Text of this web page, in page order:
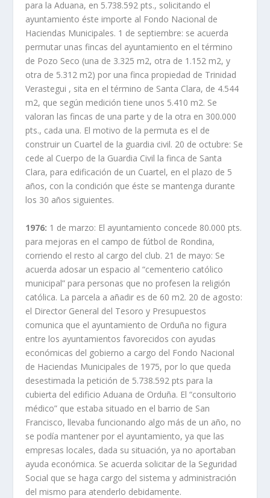
para la Aduana, en 5.738.592 pts., solicitando el
ayuntamiento éste importe al Fondo Nacional de
Haciendas Municipales. 1 de septiembre: se acuerda
permutar unas fincas del ayuntamiento en el término
de Pozo Seco (una de 3.325 m2, otra de 1.152 m2, y
otra de 5.312 m2) por una finca propiedad de Trinidad
Verastegui , sita en el término de Santa Clara, de 4.544
m2, que según medición tiene unos 5.410 m2. Se
valoran las fincas de una parte y de la otra en 300.000
pts., cada una. El motivo de la permuta es el de
construir un Cuartel de la guardia civil. 20 de octubre: Se
cede al Cuerpo de la Guardia Civil la finca de Santa
Clara, para edificación de un Cuartel, en el plazo de 5
años, con la condición que éste se mantenga durante
los 30 años siguientes.
1976: 1 de marzo: El ayuntamiento concede 80.000 pts.
para mejoras en el campo de fútbol de Rondina,
corriendo el resto al cargo del club. 21 de mayo: Se
acuerda adosar un espacio al “cementerio católico
municipal” para personas que no profesen la religión
católica. La parcela a añadir es de 60 m2. 20 de agosto:
el Director General del Tesoro y Presupuestos
comunica que el ayuntamiento de Orduña no figura
entre los ayuntamientos favorecidos con ayudas
económicas del gobierno a cargo del Fondo Nacional
de Haciendas Municipales de 1975, por lo que queda
desestimada la petición de 5.738.592 pts para la
cubierta del edificio Aduana de Orduña. El “consultorio
médico” que estaba situado en el barrio de San
Francisco, llevaba funcionando algo más de un año, no
se podía mantener por el ayuntamiento, ya que las
empresas locales, dada su situación, ya no aportaban
ayuda económica. Se acuerda solicitar de la Seguridad
Social que se haga cargo del sistema y administración
del mismo para atenderlo debidamente.